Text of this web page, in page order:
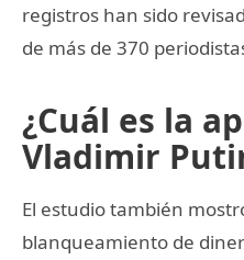
registros han sido
de más de 370
¿Cuál es la
Vladimir
El estudio también
blanqueamiento de